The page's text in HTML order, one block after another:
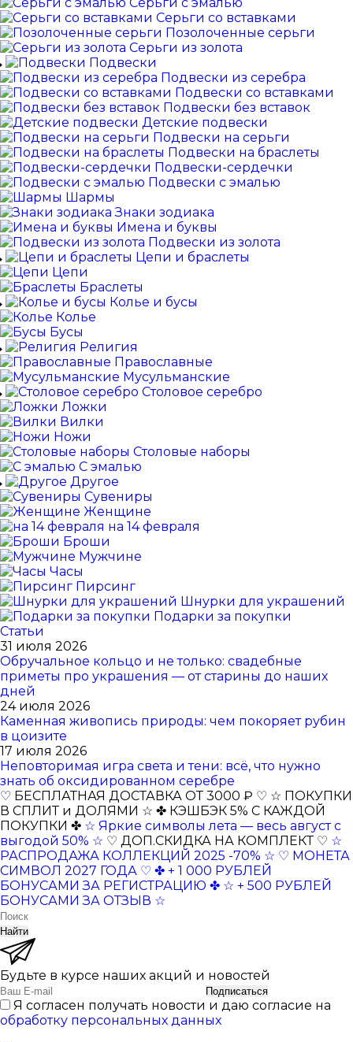
Серьги со вставками
Позолоченные серьги
Серьги из золота
Подвески
Подвески из серебра
Подвески со вставками
Подвески без вставок
Детские подвески
Подвески на серьги
Подвески на браслеты
Подвески-сердечки
Подвески с эмалью
Шармы
Знаки зодиака
Имена и буквы
Подвески из золота
Цепи и браслеты
Цепи
Браслеты
Колье и бусы
Колье
Бусы
Религия
Православные
Мусульманские
Столовое серебро
Ложки
Вилки
Ножи
Столовые наборы
С эмалью
Другое
Сувениры
Женщине
на 14 февраля
Броши
Мужчине
Часы
Пирсинг
Шнурки для украшений
Подарки за покупки
Статьи
31 июля 2026
Обручальное кольцо и не только: свадебные
приметы про украшения — от старины до наших
дней
24 июля 2026
Каменная живопись природы: чем покоряет рубин
в цоизите
17 июля 2026
Неповторимая игра света и тени: всё, что нужно
знать об оксидированном серебре
♡ БЕСПЛАТНАЯ ДОСТАВКА ОТ 3000 ₽ ♡ ☆ ПОКУПКИ
В СПЛИТ и ДОЛЯМИ ☆ ✤ КЭШБЭК 5% С КАЖДОЙ
ПОКУПКИ ✤ ☆ Яркие символы лета — весь август с
выгодой 50% ☆ ♡ ДОП.СКИДКА НА КОМПЛЕКТ ♡ ☆
РАСПРОДАЖА КОЛЛЕКЦИЙ 2025 -70% ☆ ♡ МОНЕТА
СИМВОЛ 2027 ГОДА ♡ ✤ + 1 000 РУБЛЕЙ
БОНУСАМИ ЗА РЕГИСТРАЦИЮ ✤ ☆ + 500 РУБЛЕЙ
БОНУСАМИ ЗА ОТЗЫВ ☆
Найти
Будьте в курсе наших акций и новостей
Подписаться
Я согласен получать новости и даю согласие на
обработку персональных данных